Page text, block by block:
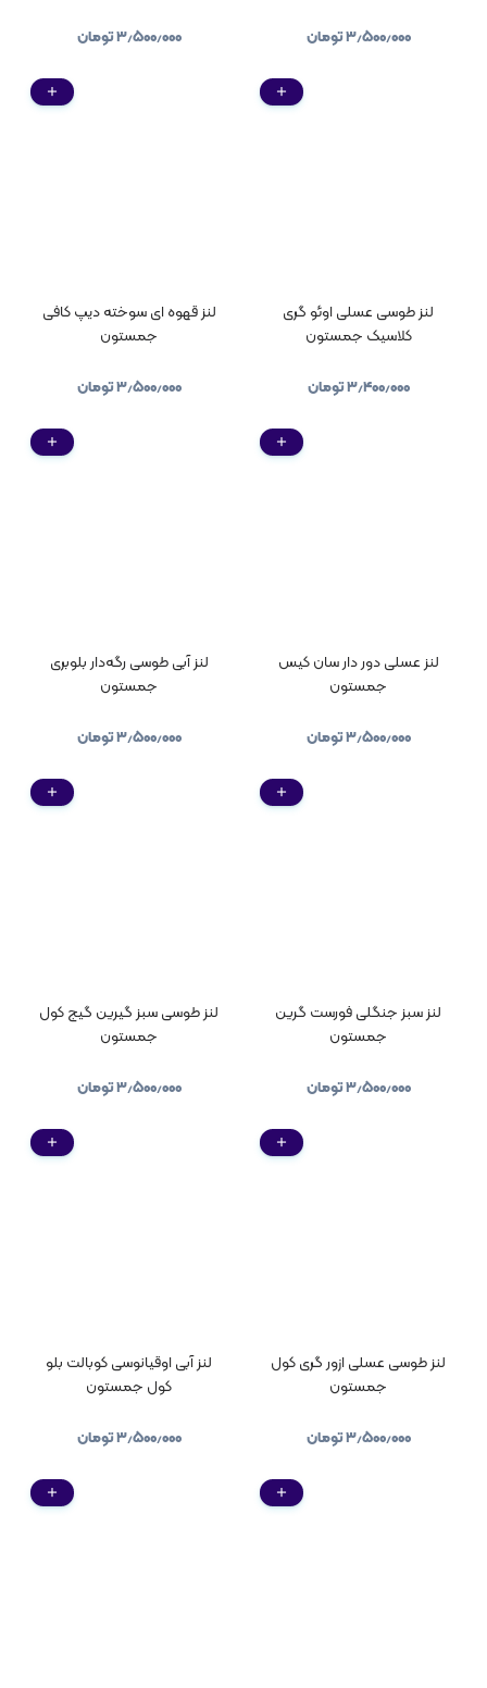
۳٫۵۰۰٫۰۰۰تومان ۳٫۵۰۰٫۰۰۰تومان
لنز طوسی عسلی اوئو گری
کلاسیک جمستون
۳٫۴۰۰٫۰۰۰تومان
لنز قهوه ای سوخته دیپ کافی
جمستون
۳٫۵۰۰٫۰۰۰تومان
لنز عسلی دور دار سان کیس
جمستون
۳٫۵۰۰٫۰۰۰تومان
لنز آبی طوسی رگه‌دار بلوبری
جمستون
۳٫۵۰۰٫۰۰۰تومان
لنز سبز جنگلی فورست گرین
جمستون
۳٫۵۰۰٫۰۰۰تومان
لنز طوسی سبز گیرین گیج کول
جمستون
۳٫۵۰۰٫۰۰۰تومان
لنز طوسی عسلی ازور گری کول
جمستون
۳٫۵۰۰٫۰۰۰تومان
لنز آبی اوقیانوسی کوبالت بلو
کول جمستون
۳٫۵۰۰٫۰۰۰تومان